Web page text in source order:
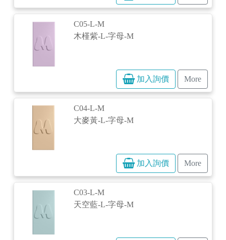
C05-L-M
木槿紫-L-字母-M
加入詢價 More
C04-L-M
大麥黃-L-字母-M
加入詢價 More
C03-L-M
天空藍-L-字母-M